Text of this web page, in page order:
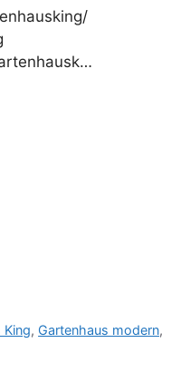
King, Gartenhaus modern,